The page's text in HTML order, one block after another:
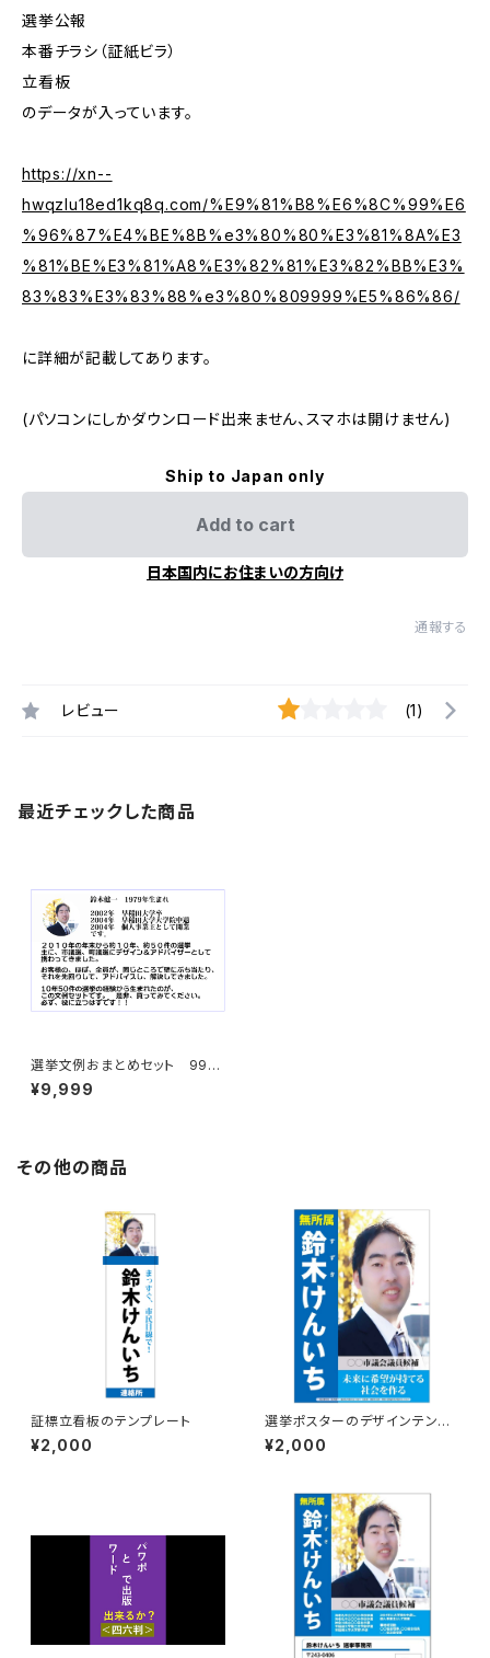
選挙公報
本番チラシ（証紙ビラ）
立看板
のデータが入っています。
https://xn--
hwqzlu18ed1kq8q.com/%E9%81%B8%E6%8C%99%E6
%96%87%E4%BE%8B%e3%80%80%E3%81%8A%E3
%81%BE%E3%81%A8%E3%82%81%E3%82%BB%E3%
83%83%E3%83%88%e3%80%809999%E5%86%86/
に詳細が記載してあります。
(パソコンにしかダウンロード出来ません、スマホは開けません)
Ship to Japan only
Add to cart
日本国内にお住まいの方向け
通報する
レビュー (1)
最近チェックした商品
選挙文例おまとめセット 999
9円(パソコンにしかダウンロー
ド出来ません、スマホは開けま
¥9,999
その他の商品
証標立看板のテンプレート
¥2,000
選挙ポスターのデザインテンプ
レート
¥2,000